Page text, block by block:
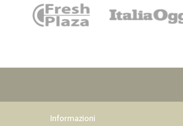
Informazioni